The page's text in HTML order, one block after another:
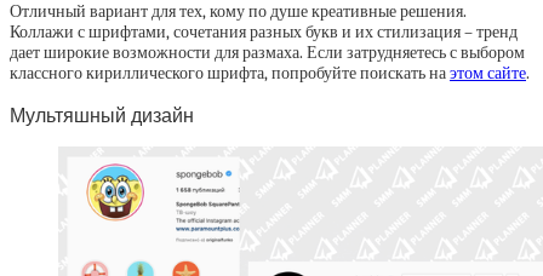
Отличный вариант для тех, кому по душе креативные решения.
Коллажи с шрифтами, сочетания разных букв и их стилизация – тренд
дает широкие возможности для размаха. Если затрудняетесь с выбором
классного кириллического шрифта, попробуйте поискать наэтом сайте.
Мультяшный дизайн